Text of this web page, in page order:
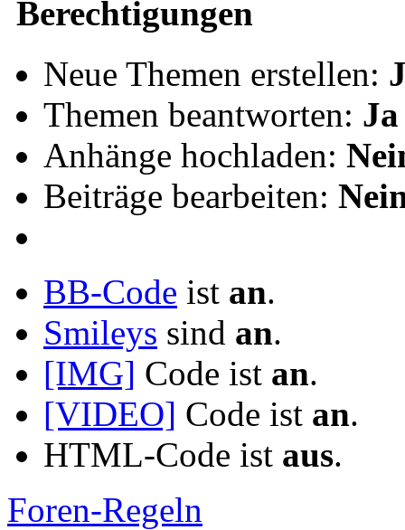
Berechtigungen
Neue Themen erstellen:
Themen beantworten: Ja
Anhänge hochladen:
Beiträge bearbeiten:
BB-Code ist an.
Smileys sind an.
[IMG] Code ist an.
[VIDEO] Code ist an.
HTML-Code ist aus.
Foren-Regeln